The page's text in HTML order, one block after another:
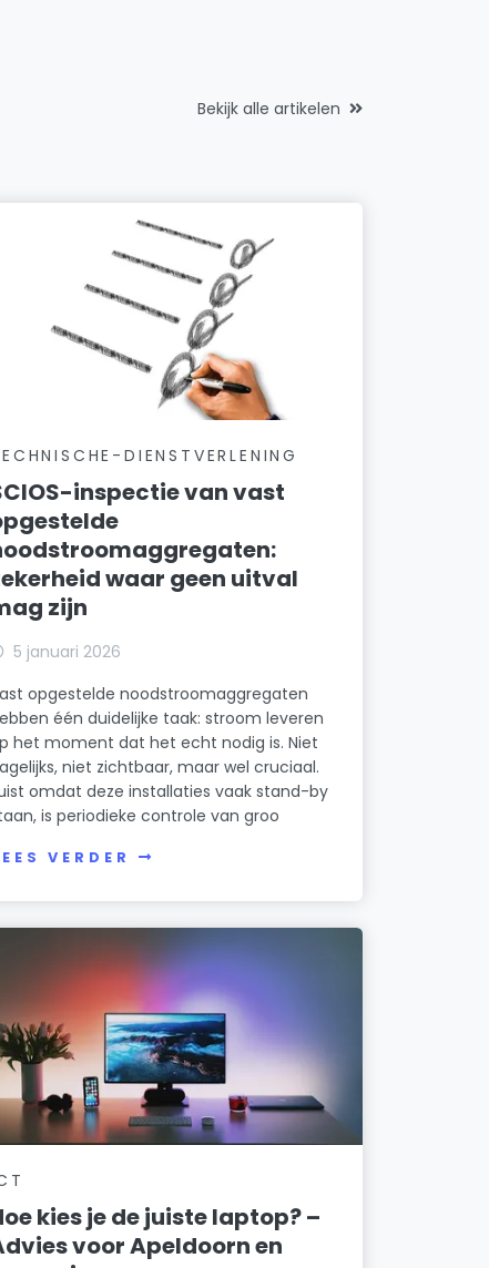
Bekijk alle artikelen
DIENSTVERLENING
inspectie van vast
waar geen uitval
zijn
5 januari 2026
opgestelde noodstroomaggregaten
één duidelijke taak: stroom leveren
het moment dat het echt nodig is. Niet
niet zichtbaar, maar wel cruciaal.
omdat deze installaties vaak stand-by
is periodieke controle van groo
VERDER
kies je de juiste laptop? –
voor Apeldoorn en